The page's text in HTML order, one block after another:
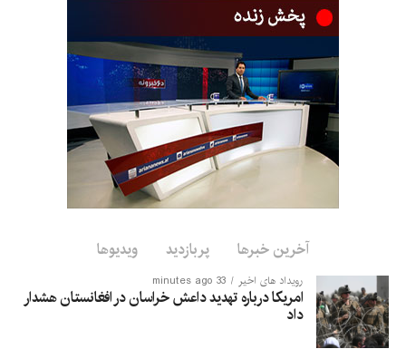
نماینده چین همچنین گفت جامعه جهانی باید به افغانستان در
بازسازی اقتصاد و بهبود زندگی مردم کمک کند تا زمینه‌های
شکل‌گیری تروریزم از بین برود.
وی افزود که چین از همکاری کشورهای آسیای مرکزی و سازمان‌های
منطقه‌ای مانند سازمان همکاری شانگهای با افغانستان برای مقابله
مشترک با تهدیدهای تروریستی فرامرزی حمایت می‌کند.
این اظهارات در حالی مطرح می‌شود که امارت اسلامی حضور
گروه‌های تروریستی در افغانستان را رد کرده و تأکید کرده است که
آخرین خبرها پربازدید ویدیوها
رویداد های اخیر 33 minutes ago
امریکا درباره تهدید داعش خراسان در افغانستان هشدار
داد